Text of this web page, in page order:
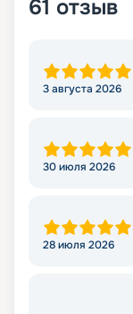
61 отзыв
3 августа 2026
30 июля 2026
28 июля 2026